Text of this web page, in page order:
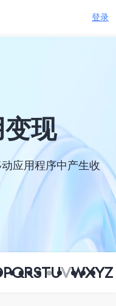
登录
现
应用程序中产生收
PQRSTUVWXYZ